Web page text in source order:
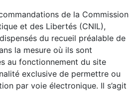
de la Commission
et des Libertés (CNIL),
du recueil préalable de
la mesure où ils sont
au fonctionnement du site
exclusive de permettre ou
par voie électronique. Il s’agit